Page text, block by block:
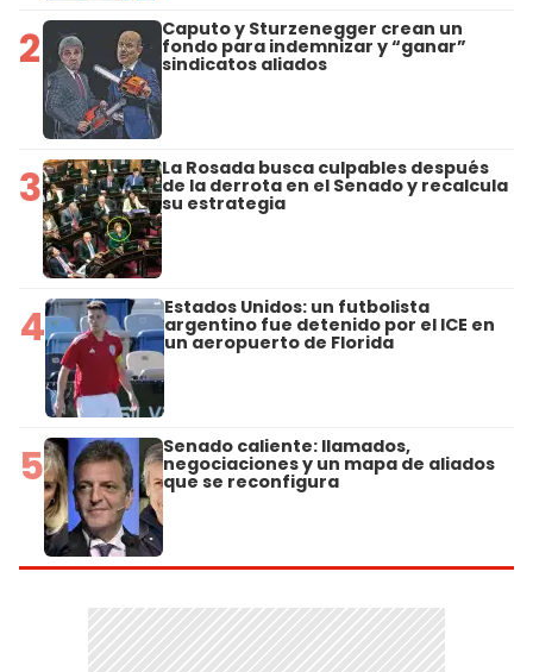
2 Caputo y Sturzenegger crean un
fondo para indemnizar y “ganar”
sindicatos aliados
3 La Rosada busca culpables después
de la derrota en el Senado y recalcula
su estrategia
4 Estados Unidos: un futbolista
argentino fue detenido por el ICE en
un aeropuerto de Florida
5 Senado caliente: llamados,
negociaciones y un mapa de aliados
que se reconfigura